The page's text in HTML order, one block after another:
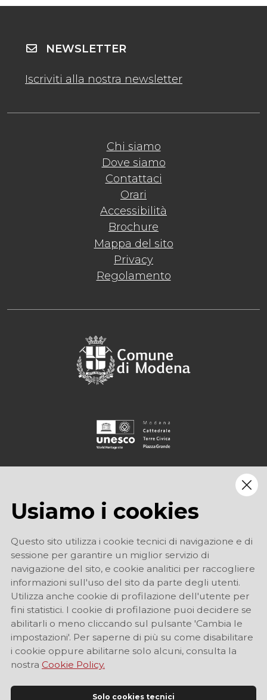
Chi siamo
Dove siamo
Contattaci
Orari
Accessibilità
Brochure
Mappa del sito
Privacy
Regolamento
NEWSLETTER
Iscriviti alla nostra newsletter
Usiamo i cookies
Questo sito utilizza i cookie tecnici di navigazione e di
sessione per garantire un miglior servizio di
navigazione del sito, e cookie analitici per raccogliere
informazioni sull'uso del sito da parte degli utenti.
Utilizza anche cookie di profilazione dell'utente per
fini statistici. I cookie di profilazione puoi decidere se
abilitarli o meno cliccando sul pulsante 'Cambia le
impostazioni'. Per saperne di più su come disabilitare
i cookie oppure abilitarne solo alcuni, consulta la
nostra Cookie Policy.
Solo cookies tecnici